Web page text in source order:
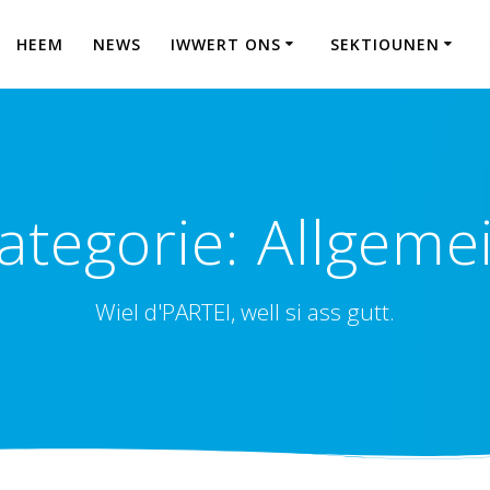
HEEM NEWS IWWERT ONS SEKTIOUNEN
Wiel d'PARTEI, well si ass gutt.